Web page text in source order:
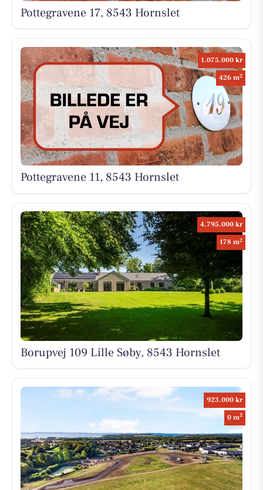
Pottegravene 17, 8543 Hornslet
1.075.000 kr
426 m2
Pottegravene 11, 8543 Hornslet
4.795.000 kr
178 m2
Borupvej 109 Lille Søby, 8543 Hornslet
923.000 kr
0 m2